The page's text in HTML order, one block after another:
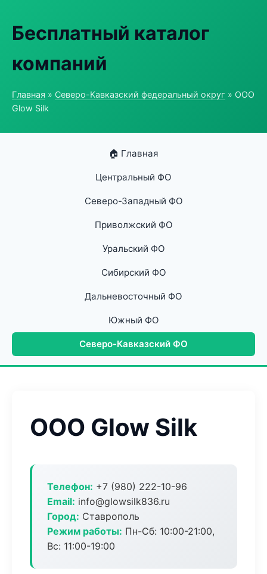
Бесплатный каталог
компаний
Главная » Северо-Кавказский федеральный округ » ООО
Glow Silk
🏠 Главная
Центральный ФО
Северо-Западный ФО
Приволжский ФО
Уральский ФО
Сибирский ФО
Дальневосточный ФО
Южный ФО
Северо-Кавказский ФО
ООО Glow Silk
Телефон: +7 (980) 222-10-96
Email: info@glowsilk836.ru
Город: Ставрополь
Режим работы: Пн-Сб: 10:00-21:00,
Вс: 11:00-19:00